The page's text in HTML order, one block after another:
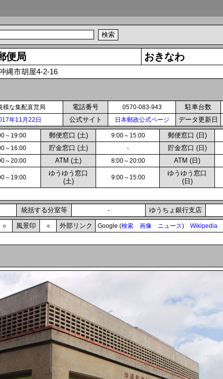
便局 おきなわ
縄市胡屋4-2-16
模な集配直営局 電話番号 0570-083-943 駐車台数
年11月22日 公式サイト 日本郵政公式ページ データ更新日
～19:00 郵便窓口 (土) 9:00～15:00 郵便窓口 (日)
～16:00 貯金窓口 (土) - 貯金窓口 (日)
～20:00 ATM (土) 8:00～20:00 ATM (日)
～19:00
ゆうゆう窓口
(土)
9:00～15:00
ゆうゆう窓口
(日)
統括する分室等 - ゆうちょ銀行支店
○ 風景印 ○ 外部リンク Google (検索 画像 ニュース) Wikipedia